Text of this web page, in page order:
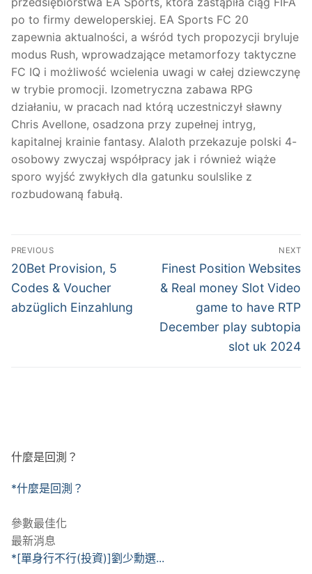
po to firmy deweloperskiej. EA Sports FC 20
zapewnia aktualności, a wśród tych propozycji bryluje
modus Rush, wprowadzające metamorfozy taktyczne
FC IQ i możliwość wcielenia uwagi w całej dziewczynę
w trybie promocji. Izometryczna zabawa RPG
działaniu, w pracach nad którą uczestniczył sławny
Chris Avellone, osadzona przy zupełnej intryg,
kapitalnej krainie fantasy. Alaloth przekazuje polski 4-
osobowy zwyczaj współpracy jak i również wiąże
sporo wyjść zwykłych dla gatunku soulslike z
rozbudowaną fabułą.
文
章
導
覽
PREVIOUS
Previous
post:
20Bet Provision, 5
Codes & Voucher
abzüglich Einzahlung
NEXT
Next
post:
Finest Position Websites
& Real money Slot Video
game to have RTP
December play subtopia
slot uk 2024
什麼是回測？
*什麼是回測？
參數最佳化
最新消息
*[單身行不行(投資)]劉少勳選...